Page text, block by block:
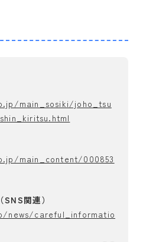
main_sosiki/joho_tsu
main_content/000853
関連）
news/careful_informatio